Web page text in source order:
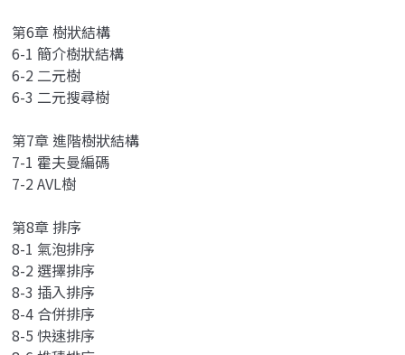
第6章 樹狀結構
6-1 簡介樹狀結構
6-2 二元樹
6-3 二元搜尋樹
第7章 進階樹狀結構
7-1 霍夫曼編碼
7-2 AVL樹
第8章 排序
8-1 氣泡排序
8-2 選擇排序
8-3 插入排序
8-4 合併排序
8-5 快速排序